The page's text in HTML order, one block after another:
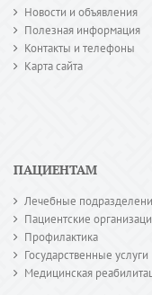
Новости и объявления
Полезная информация
Контакты и телефоны
Карта сайта
ПАЦИЕНТАМ
Лечебные
Пациентские
Профилактика
Государственные услуги
Медицинская